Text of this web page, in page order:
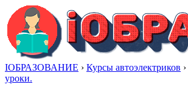
IОБРАЗОВАНИЕ › Курсы автоэлектриков ›
уроки.